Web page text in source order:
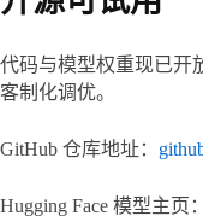
代码与模型权重现已开
客制化调优。
GitHub 仓库地址：
Hugging Face 模型主页：